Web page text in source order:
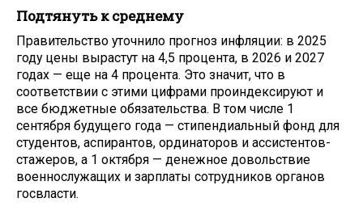
Подтянуть к среднему
Правительство уточнило прогноз инфляции: в 2025
году цены вырастут на 4,5 процента, в 2026 и 2027
годах — еще на 4 процента. Это значит, что в
соответствии с этими цифрами проиндексируют и
все бюджетные обязательства. В том числе 1
сентября будущего года — стипендиальный фонд для
студентов, аспирантов, ординаторов и ассистентов-
стажеров, а 1 октября — денежное довольствие
военнослужащих и зарплаты сотрудников органов
госвласти.